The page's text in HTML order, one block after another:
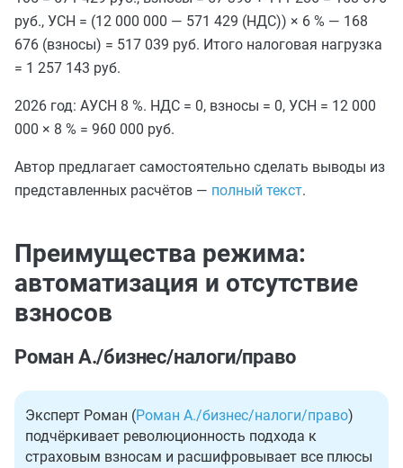
руб., УСН = (12 000 000 — 571 429 (НДС)) × 6 % — 168
676 (взносы) = 517 039 руб. Итого налоговая нагрузка
= 1 257 143 руб.
2026 год: АУСН 8 %. НДС = 0, взносы = 0, УСН = 12 000
000 × 8 % = 960 000 руб.
Автор предлагает самостоятельно сделать выводы из
представленных расчётов — полный текст.
Преимущества режима:
автоматизация и отсутствие
взносов
Роман А./бизнес/налоги/право
Эксперт Роман (Роман А./бизнес/налоги/право)
подчёркивает революционность подхода к
страховым взносам и расшифровывает все плюсы